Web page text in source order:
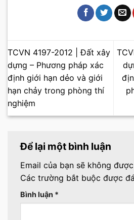
TCVN 4197-2012 | Đất xây
dựng – Phương pháp xác
định giới hạn dẻo và giới
hạn chảy trong phòng thí
nghiệm
Để lại một bình luận
Email của bạn sẽ không
Các trường bắt buộc được
Bình luận *